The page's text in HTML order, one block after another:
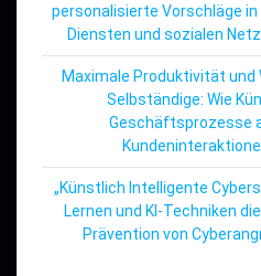
personalisierte Vorschläge
Diensten und sozialen
Maximale Produktivität
Selbständige: Wie
Geschäftsprozesse
„Künstlich Intelligente
Lernen und KI-Techniken
Prävention von